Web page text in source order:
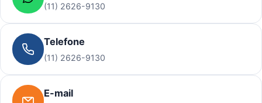
(11) 2626-9130
Telefone
(11) 2626-9130
E-mail